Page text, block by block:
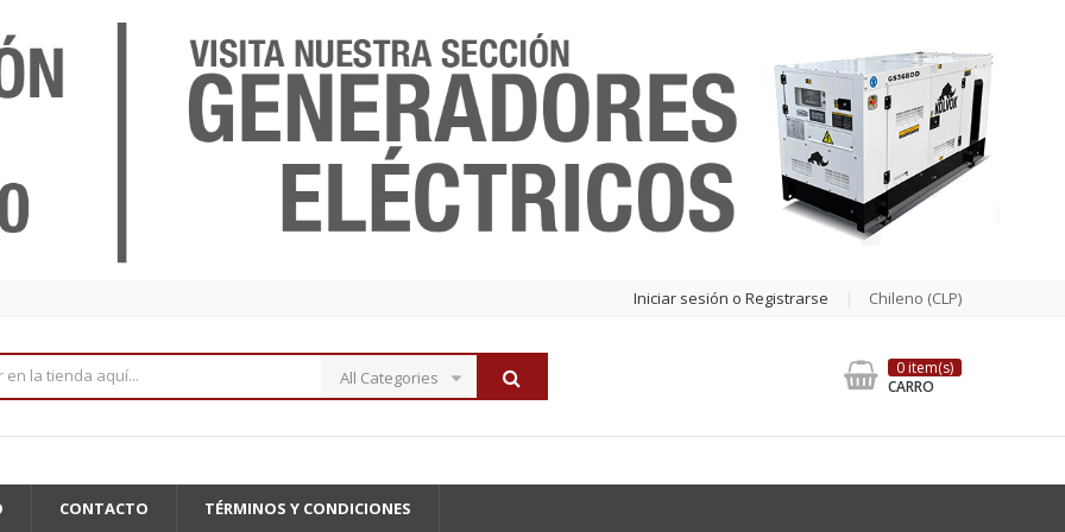
Iniciar sesión o Registrarse Chileno (CLP)
All Categories
0 item(s)
CARRO
CONTACTO TÉRMINOS Y CONDICIONES